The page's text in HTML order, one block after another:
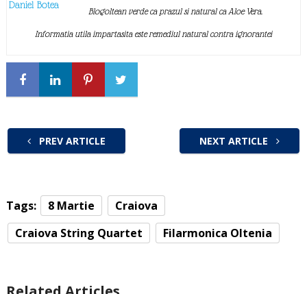
Daniel Botea
Blogoltean verde ca prazul si natural ca Aloe Vera.
Informatia utila impartasita este remediul natural contra ignorantei
PREV ARTICLE NEXT ARTICLE
Tags: 8 Martie
Craiova
Craiova String Quartet
Filarmonica Oltenia